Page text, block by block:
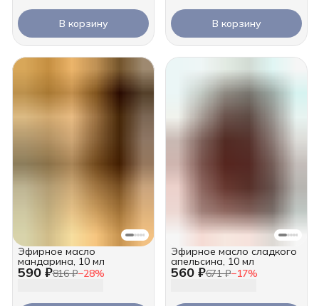
В корзину В корзину
590 ₽816 ₽−28%
Эфирное масло
мандарина, 10 мл
560 ₽671 ₽−17%
Эфирное масло сладкого
апельсина, 10 мл